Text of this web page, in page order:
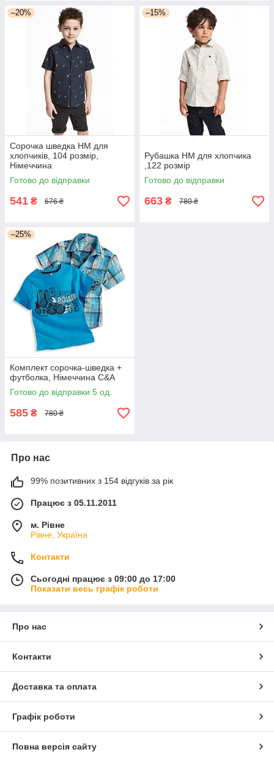
–20%
Сорочка шведка НМ для
хлопчиків, 104 розмір,
Німеччина
Готово до відправки
541 ₴ 676 ₴
–15%
Рубашка НМ для хлопчика
,122 розмір
Готово до відправки
663 ₴ 780 ₴
–25%
Комплект сорочка-шведка +
футболка, Німеччина C&A
Готово до відправки 5 од.
585 ₴ 780 ₴
Про нас
99% позитивних з 154 відгуків за рік
Працює з 05.11.2011
м. Рівне
Рівне, Україна
Контакти
Сьогодні працює з 09:00 до 17:00
Показати весь графік роботи
Про нас
Контакти
Доставка та оплата
Графік роботи
Повна версія сайту